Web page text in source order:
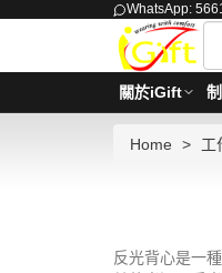
WhatsApp:
關於iGift
Home 工
反光背心是一